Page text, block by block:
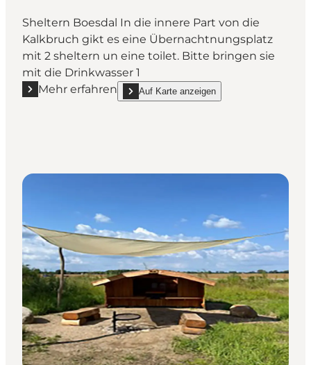
Sheltern Boesdal In die innere Part von die
Kalkbruch gikt es eine Übernachtnungsplatz
mit 2 sheltern un eine toilet. Bitte bringen sie
mit die Drinkwasser 1
Mehr erfahren
Mehr erfahren "Zeltfläche und Shelterplats Boesdal"
Auf Karte anzeigen
show Zeltfläche und Shelterplats Boesdal